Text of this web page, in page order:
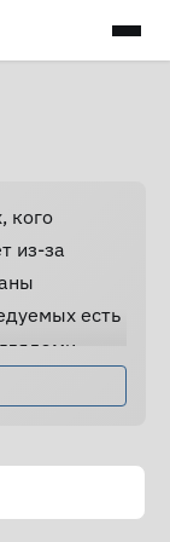
кого
из-за
есть
не